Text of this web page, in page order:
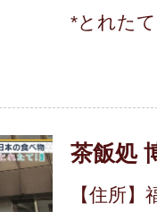
*とれた
茶飯処
【住所